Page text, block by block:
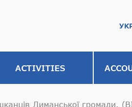
АCTIVITIES
Лиманської громади.